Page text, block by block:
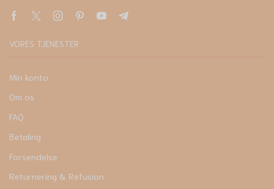
VORES TJENESTER
Min konto
Om os
FAQ
Betaling
Forsendelse
Returnering & Refusion